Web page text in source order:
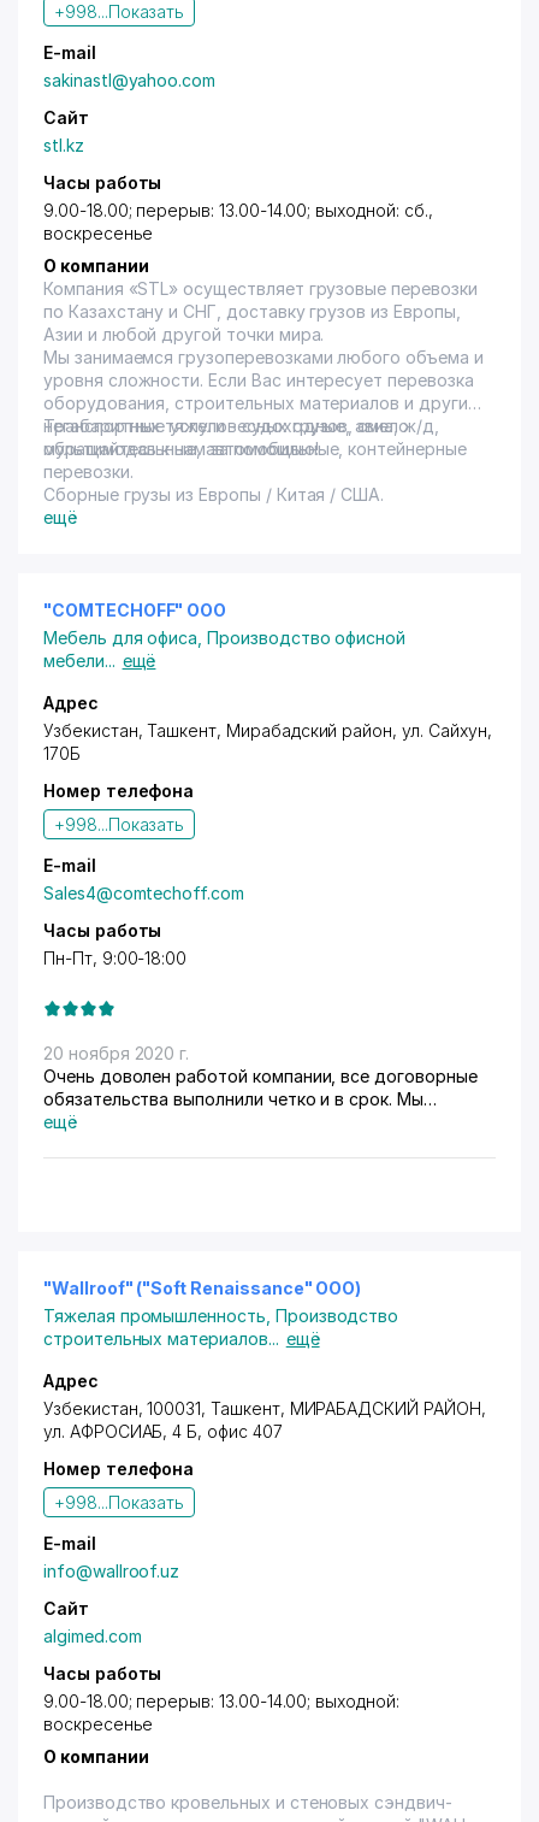
+998...Показать
E-mail
sakinastl@yahoo.com
Сайт
stl.kz
Часы работы
9.00-18.00; перерыв: 13.00-14.00; выходной: сб.,
воскресенье
О компании
Компания «STL» осуществляет грузовые перевозки
по Казахстану и СНГ, доставку грузов из Европы,
Азии и любой другой точки мира.
Мы занимаемся грузоперевозками любого объема и
уровня сложности. Если Вас интересует перевозка
оборудования, строительных материалов и других
негабаритных тяжеловесных грузов, смело
обращайтесь к нам за помощью!
Транспортные услуги - судоходные, авиа, ж/д,
мультимодальные, автомобильные, контейнерные
перевозки.
Сборные грузы из Европы / Китая / США.
ещё
"COMTECHOFF" OOO
Мебель для офиса ,Производство офисной
мебели... ещё
Адрес
Узбекистан,Ташкент, Мирабадский район,ул. Сайхун,
170Б
Номер телефона
+998...Показать
E-mail
Sales4@comtechoff.com
Часы работы
Пн-Пт, 9:00-18:00
20 ноября 2020 г.
Очень доволен работой компании, все договорные
обязательства выполнили четко и в срок. Мы
закупали металлические стеллажи для складских
ещё
"Wallroof" ("Soft Renaissance" ООО)
Тяжелая промышленность Производство
строительных материалов... ещё
Адрес
Узбекистан, 100031, Ташкент, МИРАБАДСКИЙ РАЙОН,
ул. АФРОСИАБ, 4 Б, офис 407
Номер телефона
+998...Показать
E-mail
info@wallroof.uz
Сайт
algimed.com
Часы работы
9.00-18.00; перерыв: 13.00-14.00; выходной:
воскресенье
О компании
Производство кровельных и стеновых сэндвич-